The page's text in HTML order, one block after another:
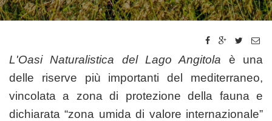
L'Oasi Naturalistica del Lago Angitola è una
delle riserve più importanti del mediterraneo,
vincolata a zona di protezione della fauna e
dichiarata “zona umida di valore internazionale”